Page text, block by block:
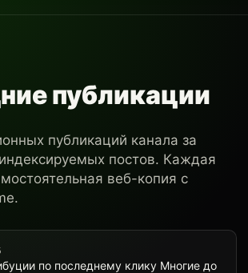
публикации
публикаций канала за
постов. Каждая
веб-копия с
по последнему клику Многие до